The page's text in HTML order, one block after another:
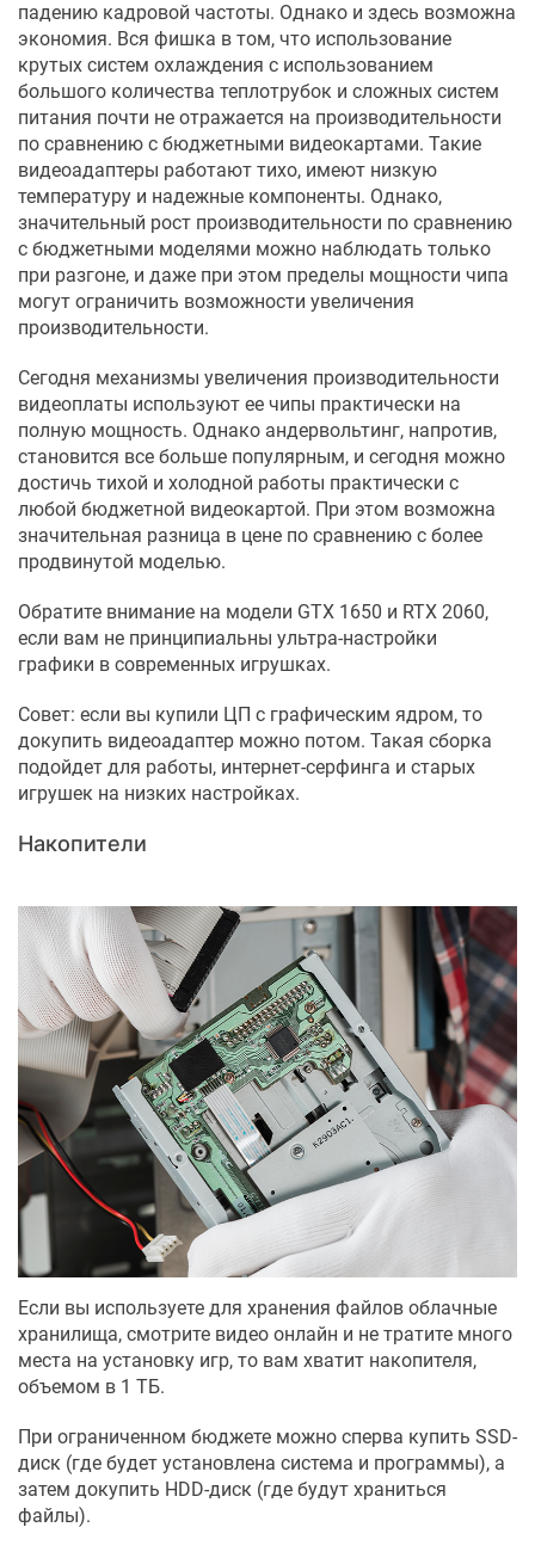
падению кадровой частоты. Однако и здесь возможна
экономия. Вся фишка в том, что использование
крутых систем охлаждения с использованием
большого количества теплотрубок и сложных систем
питания почти не отражается на производительности
по сравнению с бюджетными видеокартами. Такие
видеоадаптеры работают тихо, имеют низкую
температуру и надежные компоненты. Однако,
значительный рост производительности по сравнению
с бюджетными моделями можно наблюдать только
при разгоне, и даже при этом пределы мощности чипа
могут ограничить возможности увеличения
производительности.
Сегодня механизмы увеличения производительности
видеоплаты используют ее чипы практически на
полную мощность. Однако андервольтинг, напротив,
становится все больше популярным, и сегодня можно
достичь тихой и холодной работы практически с
любой бюджетной видеокартой. При этом возможна
значительная разница в цене по сравнению с более
продвинутой моделью.
Обратите внимание на модели GTX 1650 и RTX 2060,
если вам не принципиальны ультра-настройки
графики в современных игрушках.
Совет: если вы купили ЦП с графическим ядром, то
докупить видеоадаптер можно потом. Такая сборка
подойдет для работы, интернет-серфинга и старых
игрушек на низких настройках.
Накопители
Если вы используете для хранения файлов облачные
хранилища, смотрите видео онлайн и не тратите много
места на установку игр, то вам хватит накопителя,
объемом в 1 ТБ.
При ограниченном бюджете можно сперва купить SSD-
диск (где будет установлена система и программы), а
затем докупить HDD-диск (где будут храниться
файлы).